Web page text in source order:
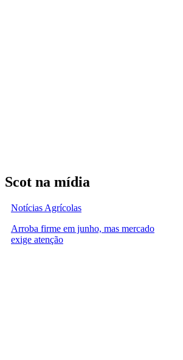
Scot na mídia
Notícias Agrícolas
Arroba firme em junho, mas mercado
exige atenção